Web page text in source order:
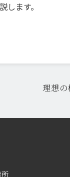
します。
理想